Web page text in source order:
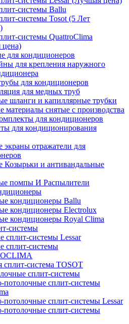
системы Ballu
системы Tosot (5 Лет
системы QuattroClima
для кондиционеров
для крепления наружного
для кондиционеров
для медных труб
шланги и капиллярные трубки
материалы снятые с производства
для кондиционеров
для кондиционирования
экраны отражатели для
Козырьки и антивандальные
помпы И Распылители
кондиционеры Ballu
кондиционеры Electrolux
кондиционеры Royal Clima
системы
сплит-системы Lessar
сплит-системы
сплит-система TOSOT
сплит-системы
потолочные сплит-системы
потолочные сплит-системы Lessar
потолочные сплит-системы